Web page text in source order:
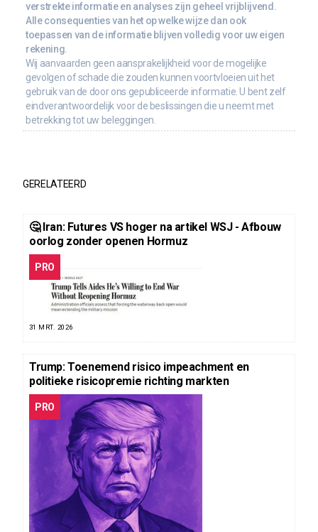
verstrekte informatie en analyses zijn geheel vrijblijvend.
Alle consequenties van het op welke wijze dan ook
toepassen van de informatie blijven volledig voor uw eigen
rekening.
Wij aanvaarden geen aansprakelijkheid voor de mogelijke
gevolgen of schade die zouden kunnen voortvloeien uit het
gebruik van de door ons gepubliceerde informatie. U bent zelf
eindverantwoordelijk voor de beslissingen die u neemt met
betrekking tot uw beleggingen.
GERELATEERD
🤔 Iran: Futures VS hoger na artikel WSJ - Afbouw
oorlog zonder openen Hormuz
PRO
31 MRT. 2026
Trump: Toenemend risico impeachment en
politieke risicopremie richting markten
PRO